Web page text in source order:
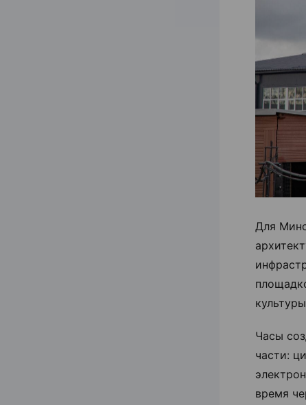
Для
Часы
части:
время